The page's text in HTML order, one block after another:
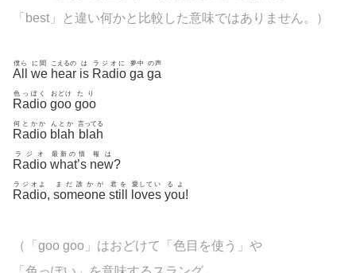
「best」と違い何かと比較した意味ではありません。）
All
僕ら
we
に聞
hear
こえるの
is
は
Radio
ラジオに
ga
夢中
ga
の声
Radio
色っぽく
goo
おどけ
goo
たり
Radio
何とかか
blah
んとか
blah
言ってる
Radio
ラジオ
what’s
最新の情
new
報は
?
Radio
ラジオよ
, someone
まだ誰かが
still
君を
loves
愛してい
you
るよ
!
（「goo goo」はおどけて「色目を使う」や